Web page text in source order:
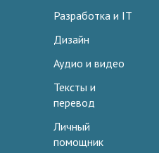
Разработка и IT
Дизайн
Аудио и видео
Тексты и
перевод
Личный
помощник